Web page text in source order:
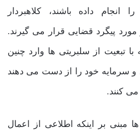
را انجام داده باشند، کلاهبردار
پیگرد قضایی قرار می ‌گیرند.
تبعیت از سلبریتی ‌ها وارد چنین
و سرمایه خود را از دست می‌ دهند
‌کنند.
‌ها مبنی بر اینکه اطلاعی از اعمال